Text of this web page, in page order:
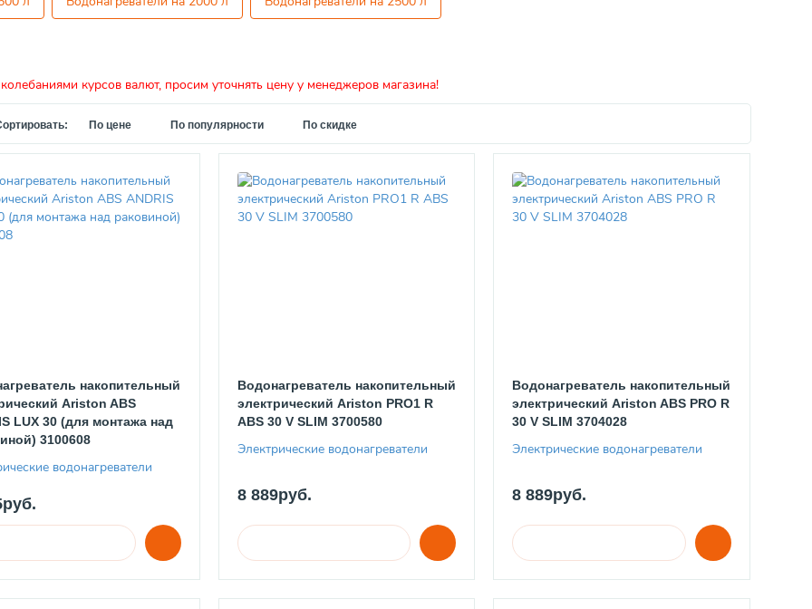
курсов валют, просим уточнять цену у менеджеров магазина!
По цене По популярности По скидке
накопительный
Ariston ABS
LUX 30 (для монтажа над
3100608
водонагреватели
Водонагреватель накопительный
электрический Ariston PRO1 R
ABS 30 V SLIM 3700580
Электрические водонагреватели
8 889руб.
Водонагреватель накопительный
электрический Ariston ABS PRO R
30 V SLIM 3704028
Электрические водонагреватели
8 889руб.